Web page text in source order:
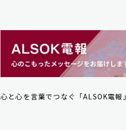
心と心を言葉でつなぐ「ALSOK電報」